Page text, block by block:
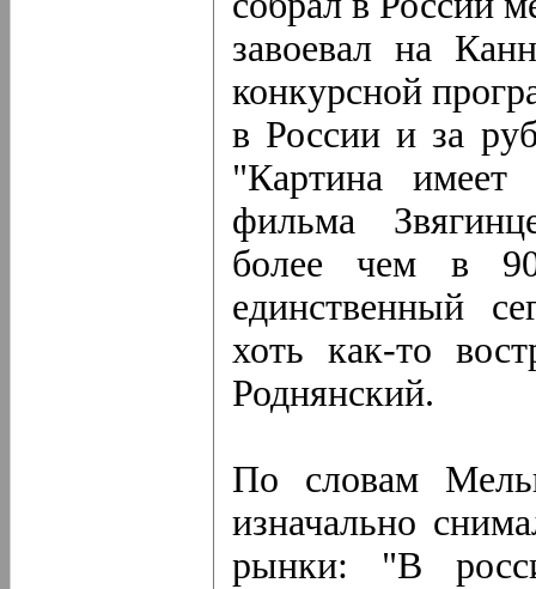
завоевал на
конкурсной
в России и за
"Картина имеет
фильма
более чем в
единственный
хоть как-то
Роднянский.
По словам
изначально
рынки: "В